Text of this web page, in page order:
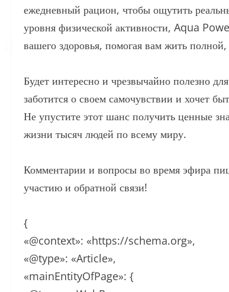
ежедневный рацион, чтобы ощутить
уровня физической активности, Aqua
вашего здоровья, помогая вам жить
Будет интересно и чрезвычайно полезно
заботится о своем самочувствии и хочет
Не упустите этот шанс получить ценные
жизни тысяч людей по всему миру.
Комментарии и вопросы во время эфира
участию и обратной связи!
{
«@context»: «https://schema.org»,
«@type»: «Article»,
«mainEntityOfPage»: {